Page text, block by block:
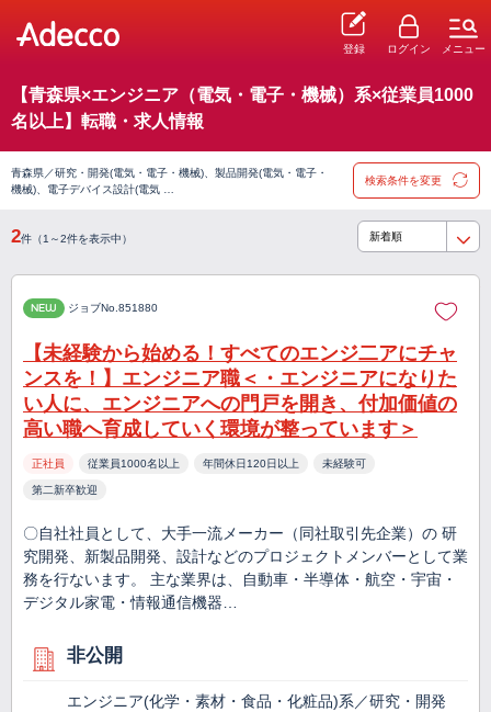
登録 ログイン メニュー
【青森県×エンジニア（電気・電子・機械）系×従業員1000
名以上】転職・求人情報
青森県／研究・開発(電気・電子・機械)、製品開発(電気・電子・
機械)、電子デバイス設計(電気 …
検索条件を変更
2件（1～2件を表示中）
NEW ジョブNo.851880
【未経験から始める！すべてのエンジ二アにチャ
ンスを！】エンジニア職＜・エンジニアになりた
い人に、エンジニアへの門戸を開き、付加価値の
高い職へ育成していく環境が整っています＞
正社員 従業員1000名以上 年間休日120日以上 未経験可
第二新卒歓迎
〇自社社員として、大手一流メーカー（同社取引先企業）の 研
究開発、新製品開発、設計などのプロジェクトメンバーとして業
務を行ないます。 主な業界は、自動車・半導体・航空・宇宙・
デジタル家電・情報通信機器…
非公開
エンジニア(化学・素材・食品・化粧品)系／研究・開発